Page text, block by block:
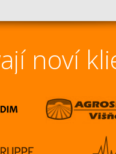
noví